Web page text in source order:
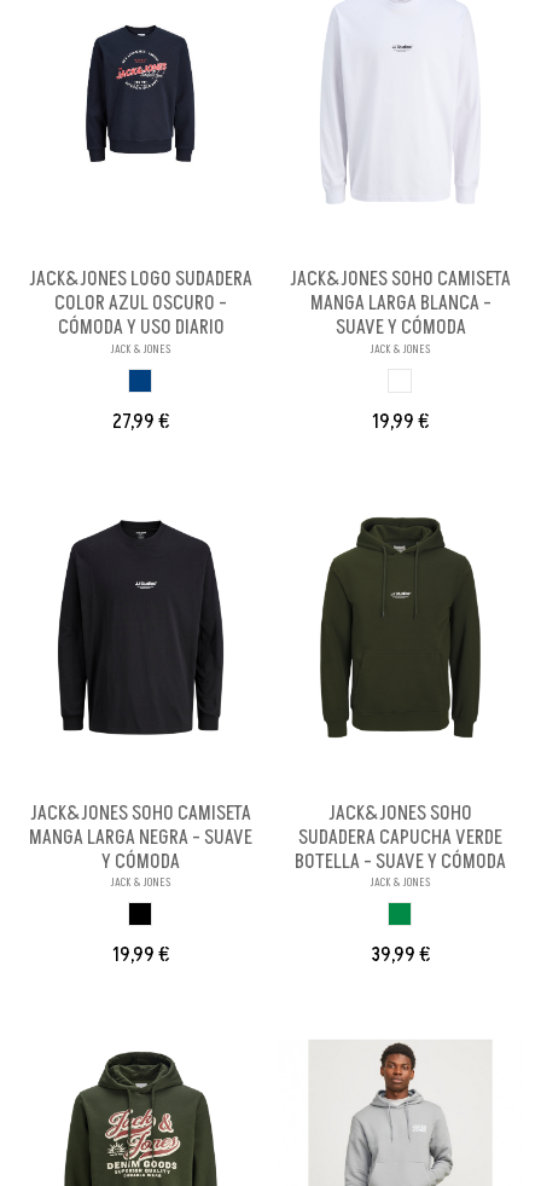
JACK&JONES LOGO SUDADERA
COLOR AZUL OSCURO -
CÓMODA Y USO DIARIO
JACK & JONES
27,99 €
JACK&JONES SOHO CAMISETA
MANGA LARGA BLANCA -
SUAVE Y CÓMODA
JACK & JONES
19,99 €
JACK&JONES SOHO CAMISETA
MANGA LARGA NEGRA - SUAVE
Y CÓMODA
JACK & JONES
19,99 €
JACK&JONES SOHO
SUDADERA CAPUCHA VERDE
BOTELLA - SUAVE Y CÓMODA
JACK & JONES
39,99 €